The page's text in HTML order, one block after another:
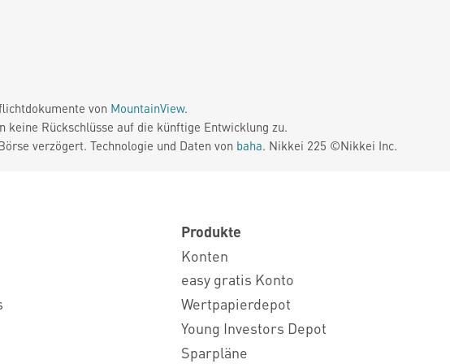
von MountainView.
keine Rückschlüsse auf die künftige Entwicklung zu.
verzögert. Technologie und Daten von baha. Nikkei 225 ©Nikkei Inc.
Produkte
Konten
easy gratis Konto
Wertpapierdepot
Young Investors Depot
Sparpläne